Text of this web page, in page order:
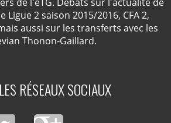
Ligue 2 saison 2015/2016, CFA 2,
aussi sur les transferts avec les
Thonon-Gaillard.
RÉSEAUX SOCIAUX